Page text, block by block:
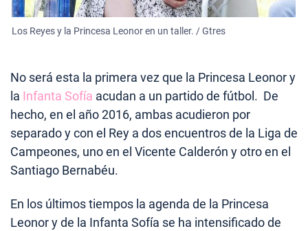
Los Reyes y la Princesa Leonor en un taller. / Gtres
No será esta la primera vez que la Princesa Leonor y
la Infanta Sofía acudan a un partido de fútbol. De
hecho, en el año 2016, ambas acudieron por
separado y con el Rey a dos encuentros de la Liga de
Campeones, uno en el Vicente Calderón y otro en el
Santiago Bernabéu.
En los últimos tiempos la agenda de la Princesa
Leonor y de la Infanta Sofía se ha intensificado de